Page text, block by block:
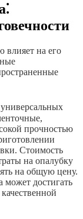
влияет на его
прочностью
Стоимость
на опалубку
на общую цену.
может достигать